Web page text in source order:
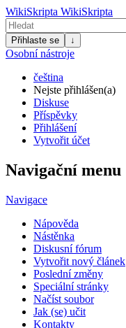
WikiSkripta WikiSkripta
Přihlaste se ↓
Osobní nástroje
čeština
Nejste přihlášen(a)
Diskuse
Příspěvky
Přihlášení
Vytvořit účet
Navigační menu
Navigace
Nápověda
Nástěnka
Diskusní fórum
Vytvořit nový článek
Poslední změny
Speciální stránky
Načíst soubor
Jak (se) učit
Kontakty